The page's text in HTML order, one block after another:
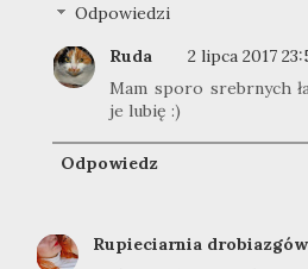
Odpowiedzi
Ruda
2 lipca 2017
Mam sporo srebrnych
je lubię :)
Odpowiedz
Rupieciarnia drobiazgów